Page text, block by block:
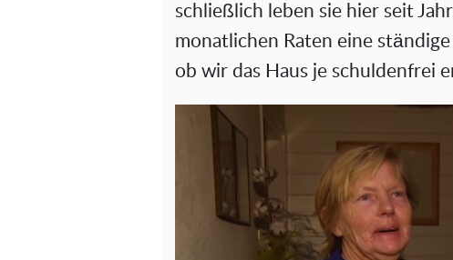
schließlich leben sie hier seit
monatlichen Raten eine
ob wir das Haus je schuldenfrei